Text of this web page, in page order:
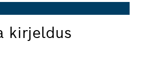
kirjeldus